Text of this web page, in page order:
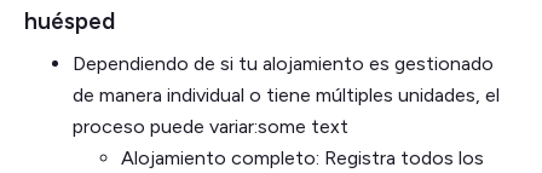
huésped
Dependiendo de si tu alojamiento es gestionado
de manera individual o tiene múltiples unidades, el
proceso puede variar:some text
Alojamiento completo: Registra todos los